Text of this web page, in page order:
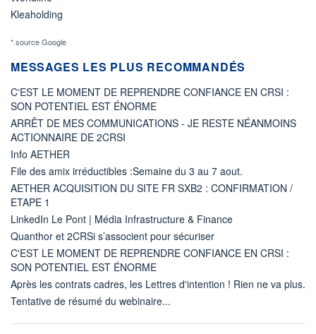
Kleaholding
* source Google
MESSAGES LES PLUS RECOMMANDÉS
C'EST LE MOMENT DE REPRENDRE CONFIANCE EN CRSI :
SON POTENTIEL EST ÉNORME
ARRÊT DE MES COMMUNICATIONS - JE RESTE NÉANMOINS
ACTIONNAIRE DE 2CRSI
Info AETHER
File des amix irréductibles :Semaine du 3 au 7 aout.
AETHER ACQUISITION DU SITE FR SXB2 : CONFIRMATION /
ETAPE 1
LinkedIn Le Pont | Média Infrastructure & Finance
Quanthor et 2CRSi s’associent pour sécuriser
C'EST LE MOMENT DE REPRENDRE CONFIANCE EN CRSI :
SON POTENTIEL EST ÉNORME
Après les contrats cadres, les Lettres d'intention ! Rien ne va plus.
Tentative de résumé du webinaire...